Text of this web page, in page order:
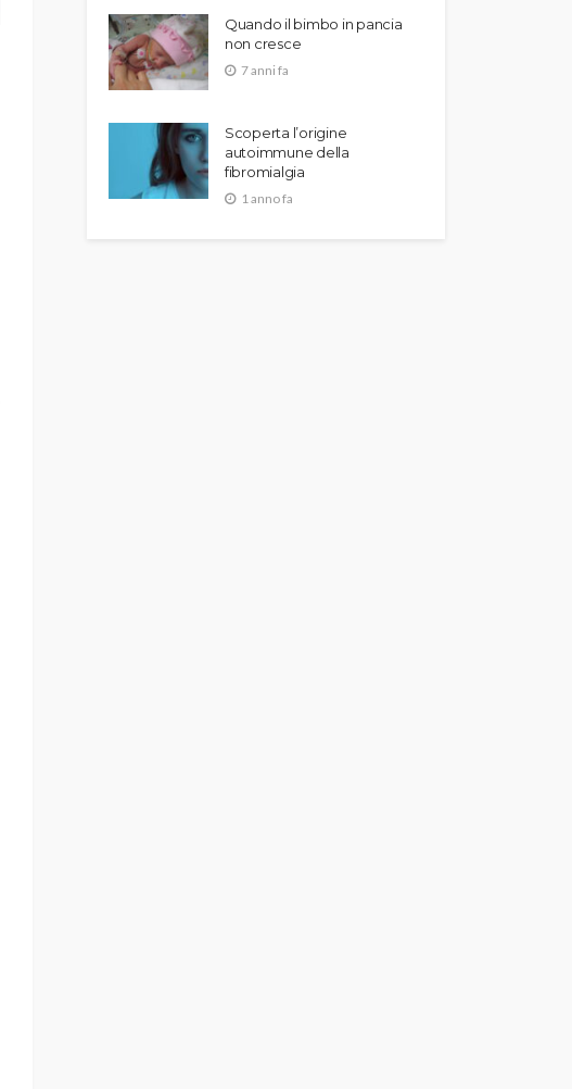
Quando il bimbo in pancia
non cresce
7 anni fa
Scoperta l’origine
autoimmune della
fibromialgia
1 anno fa